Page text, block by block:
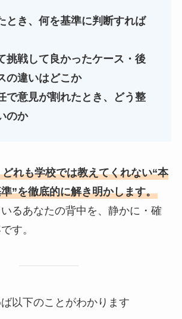
き、何を基準に判断すれば
戦して良かったケース・後
の違いはどこか
意見が割れたとき、どう整
のか
れも学校では教えてくれない“本
”を徹底的に解き明かします。
るあなたの背中を、静かに・確
す。
以下のことがわかります